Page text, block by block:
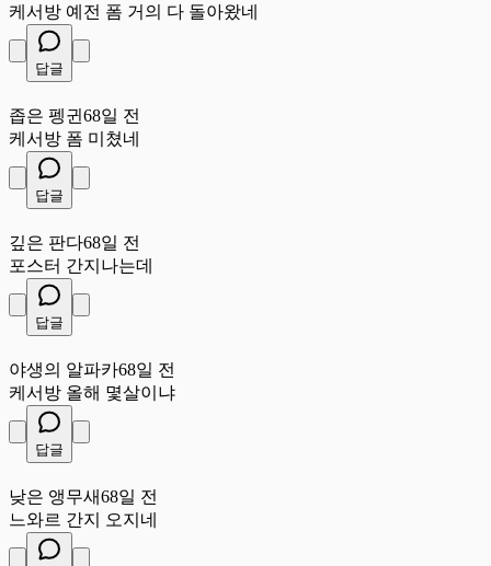
케서방 예전 폼 거의 다 돌아왔네
답글
좁은 펭귄 68일 전
케서방 폼 미쳤네
답글
깊은 판다68일 전
포스터 간지나는데
답글
야생의 알파카68일 전
케서방 올해 몇살이냐
답글
낮은 앵무새68일 전
느와르 간지 오지네